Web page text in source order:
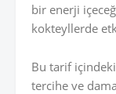
bir enerji
kokteyllerde
Bu tarif
tercihe ve